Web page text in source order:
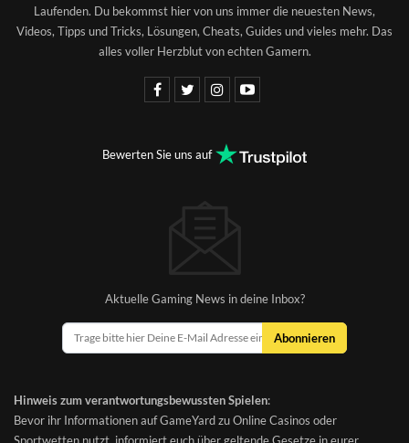
Laufenden. Du bekommst hier von uns immer die neuesten News,
Videos, Tipps und Tricks, Lösungen, Cheats, Guides und vieles mehr. Das
alles voller Herzblut von echten Gamern.
Bewerten Sie uns auf
Aktuelle Gaming News in deine Inbox?
Abonnieren
Hinweis zum verantwortungsbewussten Spielen:
Bevor ihr Informationen auf GameYard zu Online Casinos oder
Sportwetten nutzt, informiert euch über geltende Gesetze in eurer